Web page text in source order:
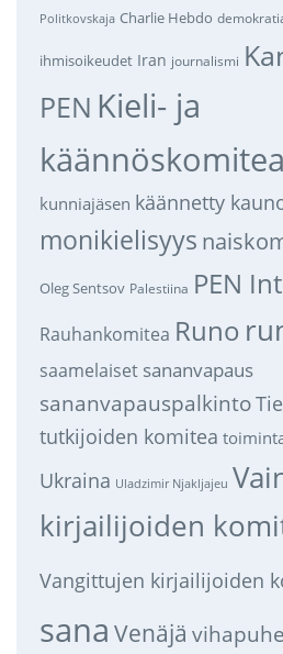
Politkovskaja Charlie Hebdo
ihmisoikeudet Iran journalismi
PEN Kieli- ja
käännöskomitea
kunniajäsen käännetty
monikielisyys
Oleg Sentsov Palestiina PEN
Rauhankomitea Runo
saamelaiset sananvapaus
sananvapauspalkinto
tutkijoiden komitea
Ukraina Uladzimir Njakljajeu
kirjailijoiden
Vangittujen kirjailijoiden
sana Venäjä vihapuhe